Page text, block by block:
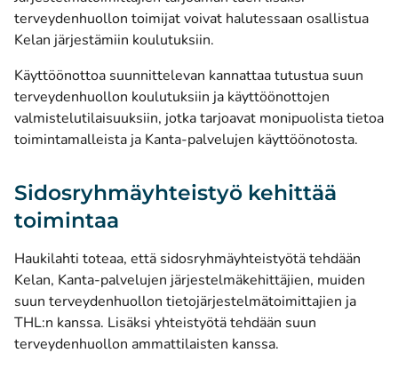
terveydenhuollon toimijat voivat halutessaan osallistua
Kelan järjestämiin koulutuksiin.
Käyttöönottoa suunnittelevan kannattaa tutustua suun
terveydenhuollon koulutuksiin ja käyttöönottojen
valmistelutilaisuuksiin, jotka tarjoavat monipuolista tietoa
toimintamalleista ja Kanta-palvelujen käyttöönotosta.
Sidosryhmäyhteistyö kehittää
toimintaa
Haukilahti toteaa, että sidosryhmäyhteistyötä tehdään
Kelan, Kanta-palvelujen järjestelmäkehittäjien, muiden
suun terveydenhuollon tietojärjestelmätoimittajien ja
THL:n kanssa. Lisäksi yhteistyötä tehdään suun
terveydenhuollon ammattilaisten kanssa.